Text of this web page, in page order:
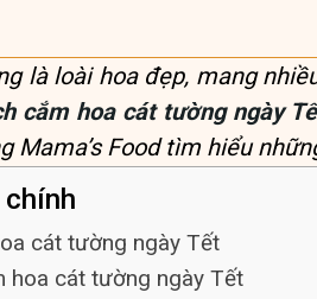
là loài hoa đẹp, mang
cắm hoa cát tường ngày
Mama’s Food tìm hiểu
chính
cát tường ngày Tết
hoa cát tường ngày Tết